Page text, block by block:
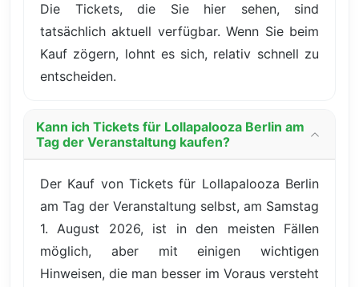
Die Tickets, die Sie hier sehen, sind
tatsächlich aktuell verfügbar. Wenn Sie beim
Kauf zögern, lohnt es sich, relativ schnell zu
entscheiden.
Kann ich Tickets für Lollapalooza Berlin am
Tag der Veranstaltung kaufen?
Der Kauf von Tickets für Lollapalooza Berlin
am Tag der Veranstaltung selbst, am Samstag
1. August 2026, ist in den meisten Fällen
möglich, aber mit einigen wichtigen
Hinweisen, die man besser im Voraus versteht